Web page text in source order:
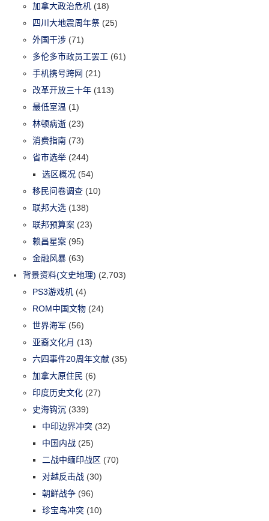
加拿大政治危机 (18)
四川大地震周年祭 (25)
外国干涉 (71)
多伦多市政员工罢工 (61)
手机携号跨网 (21)
改革开放三十年 (113)
最低室温 (1)
林顿病逝 (23)
消费指南 (73)
省市选举 (244)
选区概况 (54)
移民问卷调查 (10)
联邦大选 (138)
联邦预算案 (23)
赖昌星案 (95)
金融风暴 (63)
背景资料(文史地理) (2,703)
PS3游戏机 (4)
ROM中国文物 (24)
世界海军 (56)
亚裔文化月 (13)
六四事件20周年文献 (35)
加拿大原住民 (6)
印度历史文化 (27)
史海钩沉 (339)
中印边界冲突 (32)
中国内战 (25)
二战中缅印战区 (70)
对越反击战 (30)
朝鲜战争 (96)
珍宝岛冲突 (10)